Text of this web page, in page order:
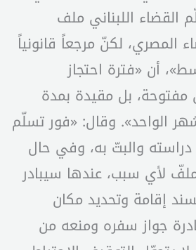
القضاء اللبناني ملف
المصري، لكنّ مرجعاً قانونياً
أن «فترة احتجاز
مفتوحة، بل مقيدة بمدة
الواحد». وقال: «فور تسلّم
والبتّ به، وفي حال
لأي سبب، عندها سيبادر
إقامة وتحديد مكان
جواز سفره ومنعه من